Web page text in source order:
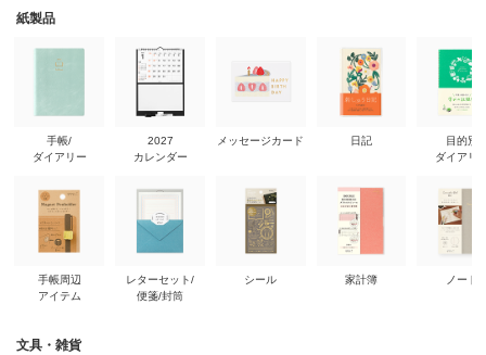
紙製品
手帳/
ダイアリー
手帳周辺
アイテム
2027
カレンダー
レターセット/
便箋/封筒
メッセージカード
シール
日記
家計簿
目的別
ダイアリ
ノート
文具・雑貨